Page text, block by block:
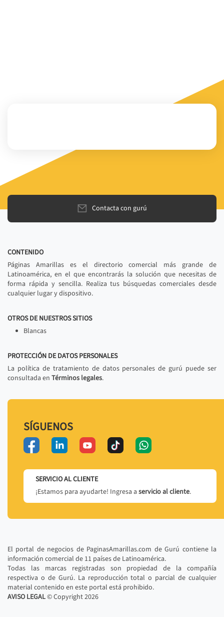
Contacta con gurú
CONTENIDO
Páginas Amarillas es el directorio comercial más grande de
Latinoamérica, en el que encontrarás la solución que necesitas de
forma rápida y sencilla. Realiza tus búsquedas comerciales desde
cualquier lugar y dispositivo.
OTROS DE NUESTROS SITIOS
Blancas
PROTECCIÓN DE DATOS PERSONALES
La política de tratamiento de datos personales de gurú puede ser
consultada en Términos legales.
SÍGUENOS
SERVICIO AL CLIENTE
¡Estamos para ayudarte! Ingresa a servicio al cliente.
El portal de negocios de PaginasAmarillas.com de Gurú contiene la
información comercial de 11 países de Latinoamérica.
Todas las marcas registradas son propiedad de la compañía
respectiva o de Gurú. La reproducción total o parcial de cualquier
material contenido en este portal está prohibido.
AVISO LEGAL© Copyright2026